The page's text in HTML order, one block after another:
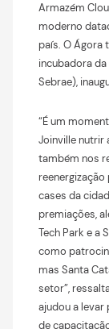
Armazém
moderno
país. O Ágora
incubadora da
Sebrae),
“É um
Joinville nutrir
também nos
cases da
premiações,
Tech Park e a
como
mas Santa
setor”,
ajudou a levar
de